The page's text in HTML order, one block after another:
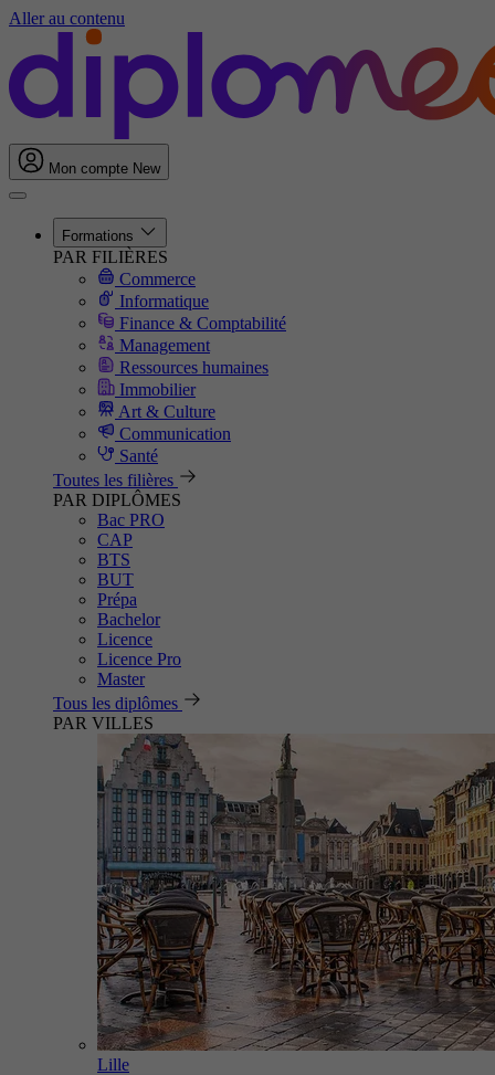
Aller au contenu
Mon compte New
Formations
PAR FILIÈRES
Commerce
Informatique
Finance & Comptabilité
Management
Ressources humaines
Immobilier
Art & Culture
Communication
Santé
Toutes les filières
PAR DIPLÔMES
Bac PRO
CAP
BTS
BUT
Prépa
Bachelor
Licence
Licence Pro
Master
Tous les diplômes
PAR VILLES
Lille